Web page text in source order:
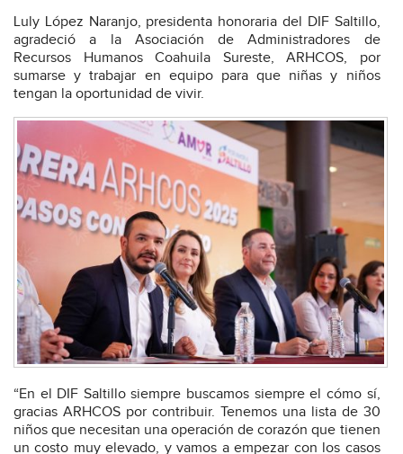
Luly López Naranjo, presidenta honoraria del DIF Saltillo,
agradeció a la Asociación de Administradores de
Recursos Humanos Coahuila Sureste, ARHCOS, por
sumarse y trabajar en equipo para que niñas y niños
tengan la oportunidad de vivir.
“En el DIF Saltillo siempre buscamos siempre el cómo sí,
gracias ARHCOS por contribuir. Tenemos una lista de 30
niños que necesitan una operación de corazón que tienen
un costo muy elevado, y vamos a empezar con los casos